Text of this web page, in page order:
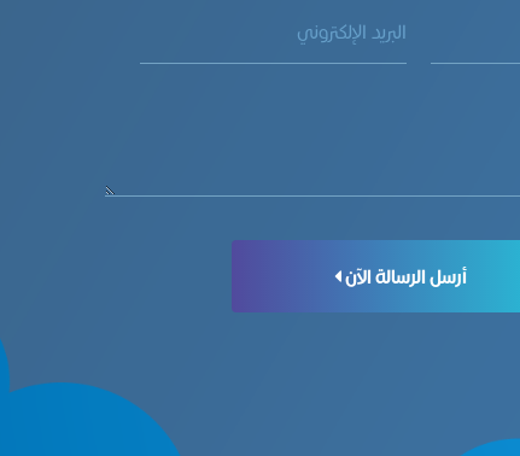
أرسل الرسالة الآن